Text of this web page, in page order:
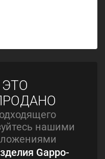
нашими
Gappo-